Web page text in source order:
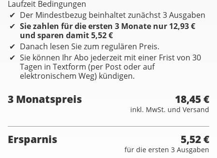
Laufzeit Bedingungen
Der Mindestbezug beinhaltet zunächst 3 Ausgaben
Sie zahlen für die ersten 3 Monate nur 12,93 €
und sparen damit 5,52 €
Danach lesen Sie zum regulären Preis.
Sie können Ihr Abo jederzeit mit einer Frist von 30
Tagen in Textform (per Post oder auf
elektronischem Weg) kündigen.
3 Monatspreis 18,45 €
inkl. MwSt. und Versand
Ersparnis 5,52 €
für die ersten 3 Ausgaben